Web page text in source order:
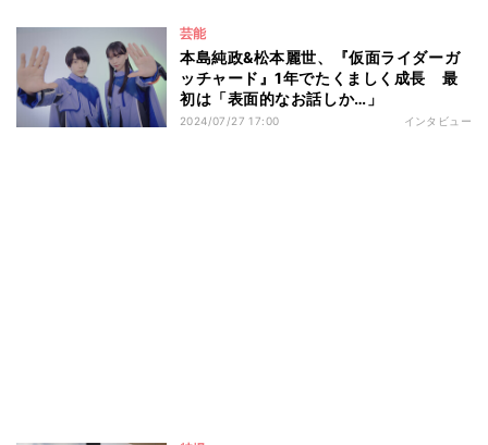
芸能
本島純政&松本麗世、『仮面ライダーガ
ッチャード』1年でたくましく成長 最
初は「表面的なお話しか…」
2024/07/27 17:00 インタビュー